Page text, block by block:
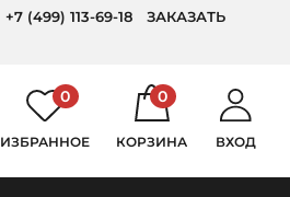
+7 (499) 113-69-18
ЗАКАЗАТЬ
0
ИЗБРАННОЕ
0
КОРЗИНА ВХОД